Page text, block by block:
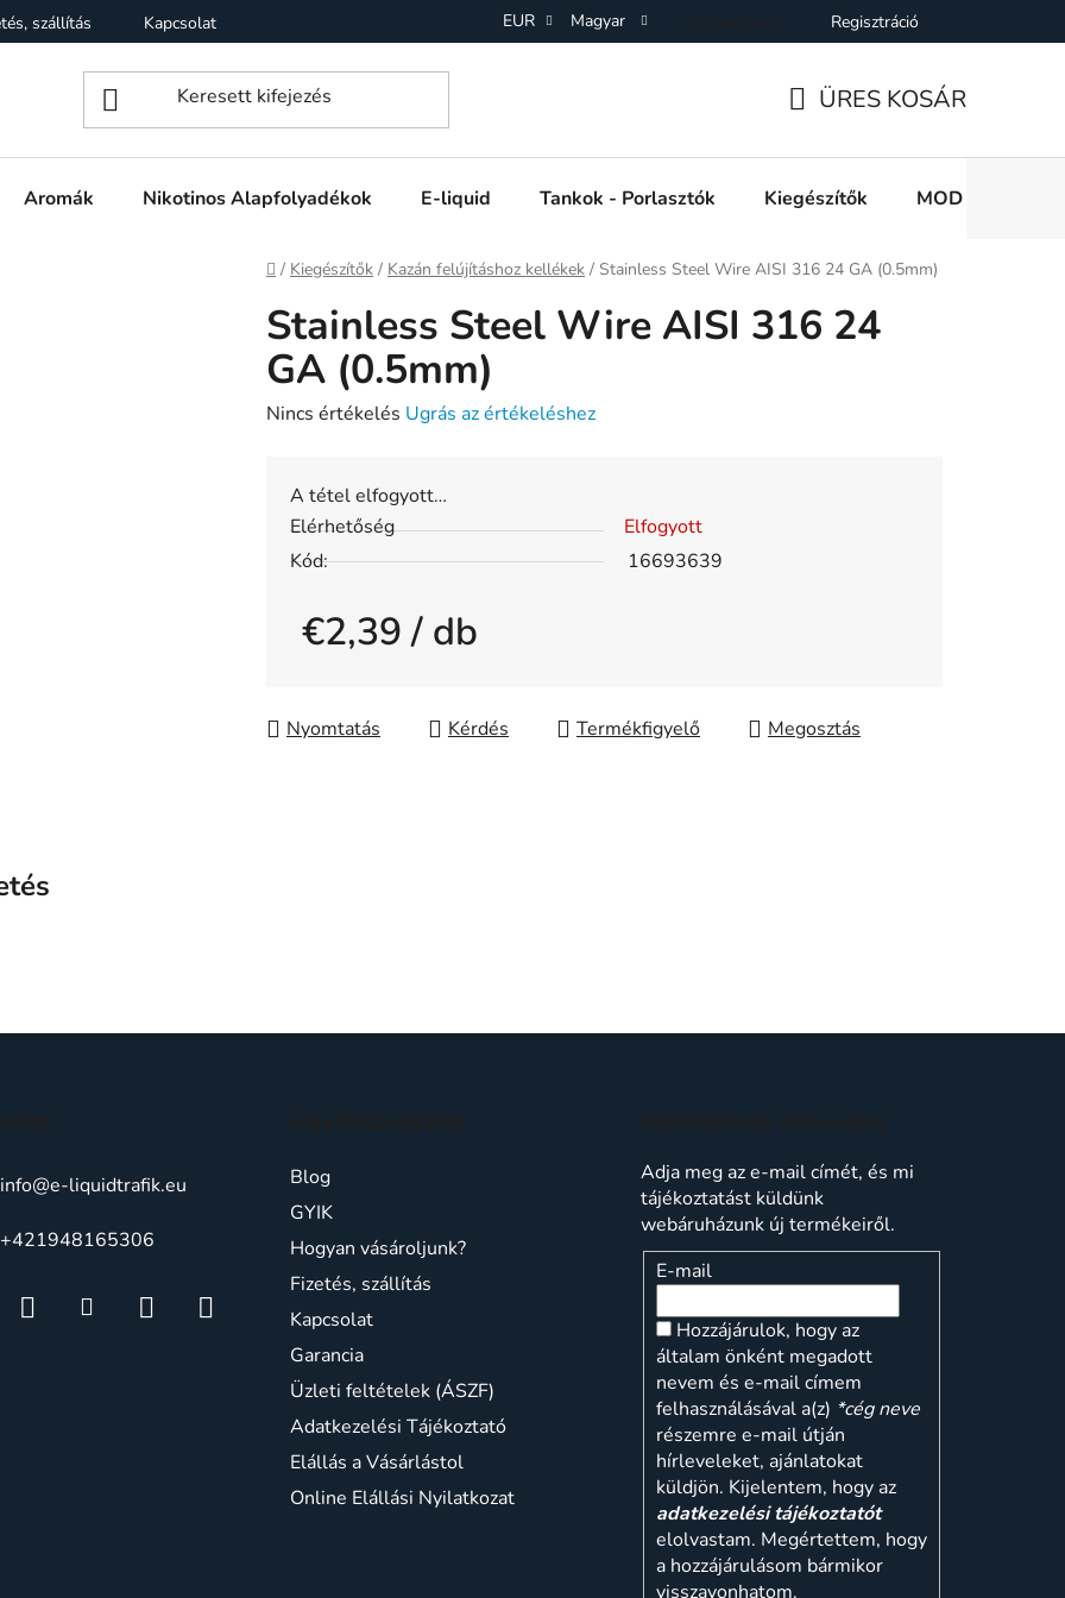
szállítás Kapcsolat Üzleti feltételek (ÁSZF) Adatkezelési Tájékoztató Elállás a Vásárlástol
EUR Magyar Regisztráció
ÜRES KOSÁR
Aromák Nikotinos Alapfolyadékok E-liquid Tankok - Porlasztók Kiegészítők MOD e cigi
Kezdőlap
/ Kiegészítők / Kazán felújításhoz kellékek / Stainless Steel Wire AISI 316 24 GA (0.5mm)
Stainless Steel Wire AISI 316 24
GA (0.5mm)
A
értékelése
ből
csillag.
Nincs értékelés Ugrás az értékeléshez
A tétel elfogyott…
Elérhetőség
Elfogyott
Kód:
16693639
€2,39/ db
Nyomtatás Kérdés Megosztás
info@e-liquidtrafik.eu
+421948165306
Blog
GYIK
Hogyan vásároljunk?
Fizetés, szállítás
Kapcsolat
Garancia
Üzleti feltételek (ÁSZF)
Adatkezelési Tájékoztató
Elállás a Vásárlástol
Online Elállási Nyilatkozat
Adja meg az e-mail címét, és mi
tájékoztatást küldünk
webáruházunk új termékeiről.
E-mail
Hozzájárulok, hogy az
általam önként megadott
nevem és e-mail címem
felhasználásával a(z) *cég neve
részemre e-mail útján
hírleveleket, ajánlatokat
küldjön. Kijelentem, hogy az
adatkezelési tájékoztatót
elolvastam. Megértettem, hogy
a hozzájárulásom bármikor
visszavonhatom.